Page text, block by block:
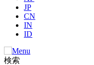
JP
CN
IN
ID
検索